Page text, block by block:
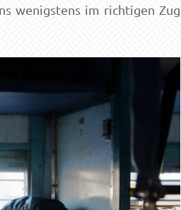
wenigstens im richtigen Zug